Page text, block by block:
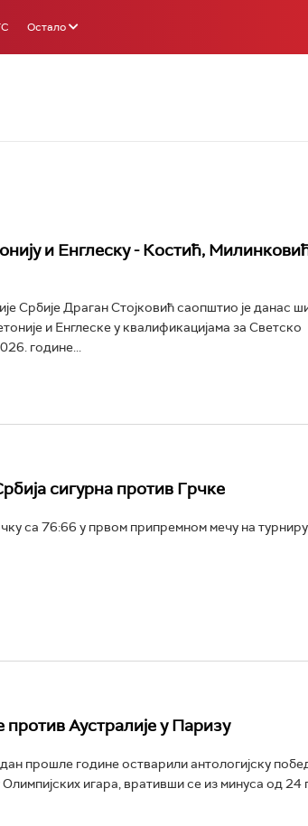
Остало
и Енглеску - Костић,
Србије Драган Стојковић саопштио је данас
и Енглеске у квалификацијама за Светско
године...
сигурна против Грчке
са 76:66 у првом припремном мечу на
Аустралије у Паризу
прошле године остварили антологијску
игара, вративши се из минуса од 24